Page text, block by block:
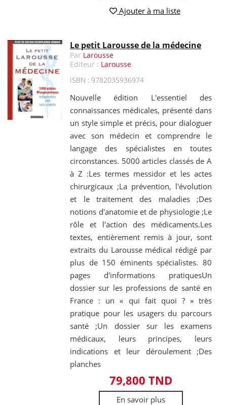
Ajouter à ma liste
Le petit Larousse de la médecine
Par Larousse
Editeur : Larousse
ISBN : 9782035936974
Nouvelle édition L'essentiel des
connaissances médicales, présenté dans
un style simple et précis, pour dialoguer
avec son médecin et comprendre le
langage des spécialistes en toutes
circonstances. 5000 articles classés de A
à Z :Les termes messidor et les actes
chirurgicaux ;La prévention, l'évolution
et le traitement des maladies ;Des
notions d'anatomie et de physiologie ;Le
rôle et l'action des médicaments.Les
textes, entièrement remis à jour, sont
extraits du Larousse médical rédigé par
plus de 150 éminents spécialistes. 80
pages d'informations pratiquesUn
dossier sur les professions de santé en
France : un « qui fait quoi ? » très
pratique pour les usagers du parcours
santé ;Un dossier sur les examens
médicaux, leurs principes, leurs
indications et leur déroulement ;Des
planches
79,800 TND
En savoir plus